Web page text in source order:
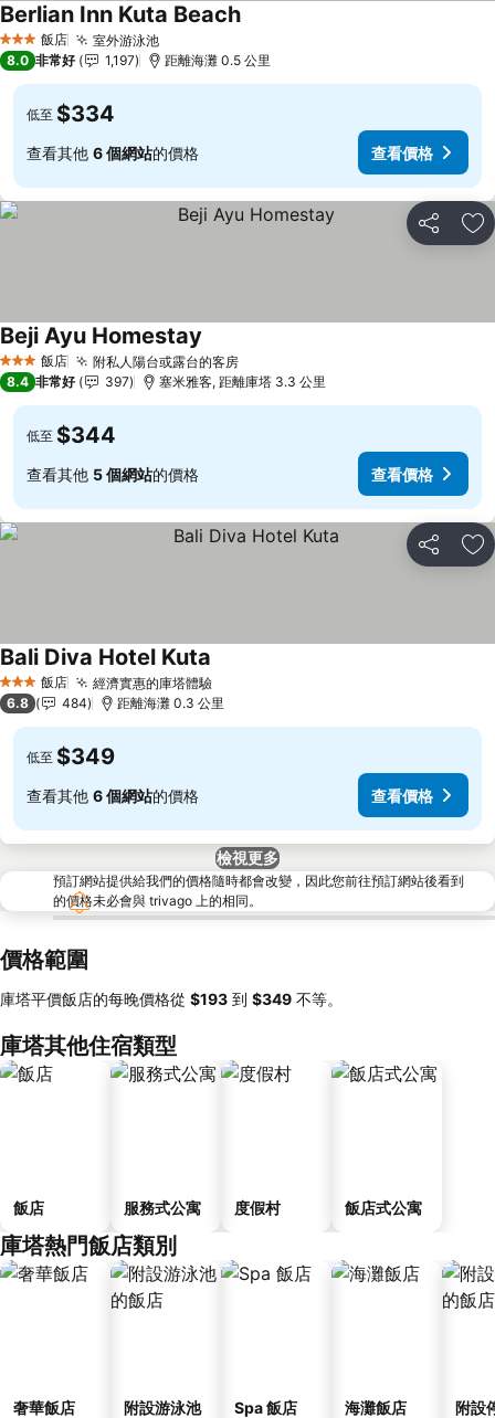
3 星級 飯店 室外游泳池查看價格
Berlian Inn Kuta Beach查看價格
8.0 非常好 1,197 距離海灘 0.5 公里
低至 $334
查看其他 6 個網站的價格 查看價格
分享 加
3 星級 飯店 附私人陽台或露台的客房查看價格
Beji Ayu Homestay
8.4 非常好 397 塞米雅客, 距離庫塔 3.3 公里
低至 $344
查看其他 5 個網站的價格 查看價格
分享 加
3 星級 飯店 經濟實惠的庫塔體驗查看價格
Bali Diva Hotel Kuta
6.8 484 距離海灘 0.3 公里
低至 $349
查看其他 6 個網站的價格 查看價格
檢視更多
預訂網站提供給我們的價格隨時都會改變，因此您前往預訂網站後看到
的價格未必會與 trivago 上的相同。
價格範圍
庫塔平價飯店的每晚價格從 ‎$193 到 ‎$349 不等。
庫塔其他住宿類型
飯店 服務式公寓 度假村 飯店式公寓
庫塔熱門飯店類別
奢華飯店
附設游泳池
Spa 飯店 海灘飯店
附設